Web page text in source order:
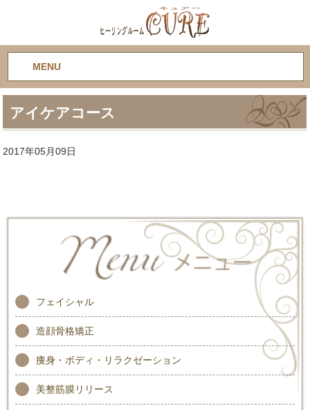
MENU
アイケアコース
2017年05月09日
フェイシャル
造顔骨格矯正
痩身・ボディ・リラクゼーション
美整筋膜リリース